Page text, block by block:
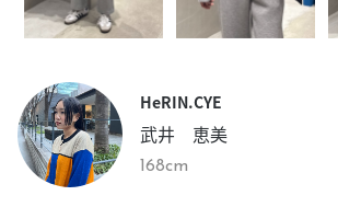
HeRIN.CYE
武井 恵美
168cm